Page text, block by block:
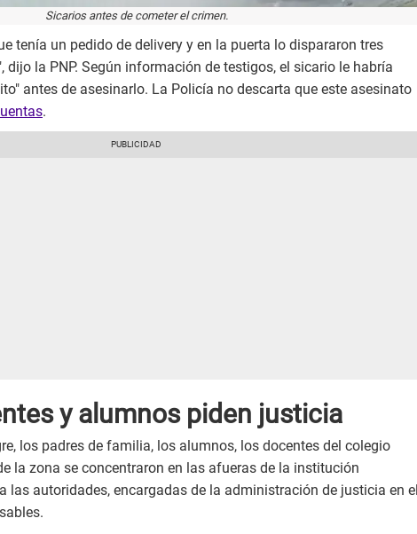
Sicarios antes de cometer el crimen.
tenía un pedido de delivery y en la puerta lo dispararon tres
dijo la PNP. Según información de testigos, el sicario le habría
antes de asesinarlo. La Policía no descarta que este asesinato
.
y alumnos piden justicia
los padres de familia, los alumnos, los docentes del colegio
la zona se concentraron en las afueras de la institución
las autoridades, encargadas de la administración de justicia en el